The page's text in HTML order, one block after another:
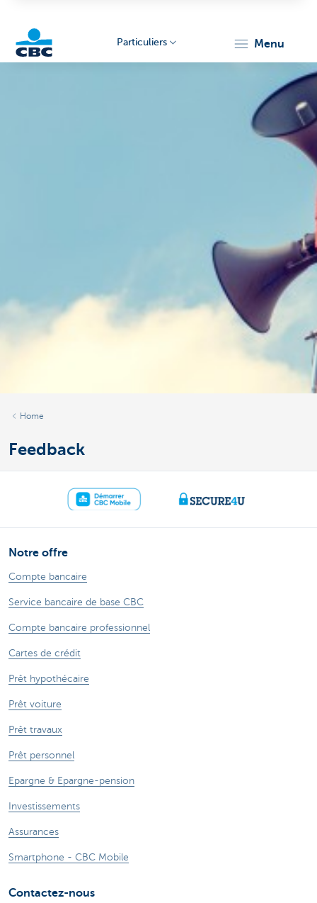
Particuliers menu
Home
Feedback
Notre offre
Compte bancaire
Service bancaire de base CBC
Compte bancaire professionnel
Cartes de crédit
Prêt hypothécaire
Prêt voiture
Prêt travaux
Prêt personnel
Epargne & Epargne-pension
Investissements
Assurances
Smartphone - CBC Mobile
Contactez-nous